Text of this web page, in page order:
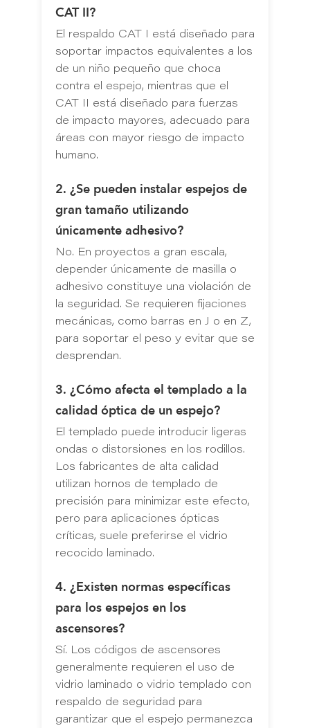
CAT II?
El respaldo CAT I está diseñado para
soportar impactos equivalentes a los
de un niño pequeño que choca
contra el espejo, mientras que el
CAT II está diseñado para fuerzas
de impacto mayores, adecuado para
áreas con mayor riesgo de impacto
humano.
2. ¿Se pueden instalar espejos de
gran tamaño utilizando
únicamente adhesivo?
No. En proyectos a gran escala,
depender únicamente de masilla o
adhesivo constituye una violación de
la seguridad. Se requieren fijaciones
mecánicas, como barras en J o en Z,
para soportar el peso y evitar que se
desprendan.
3. ¿Cómo afecta el templado a la
calidad óptica de un espejo?
El templado puede introducir ligeras
ondas o distorsiones en los rodillos.
Los fabricantes de alta calidad
utilizan hornos de templado de
precisión para minimizar este efecto,
pero para aplicaciones ópticas
críticas, suele preferirse el vidrio
recocido laminado.
4. ¿Existen normas específicas
para los espejos en los
ascensores?
Sí. Los códigos de ascensores
generalmente requieren el uso de
vidrio laminado o vidrio templado con
respaldo de seguridad para
garantizar que el espejo permanezca